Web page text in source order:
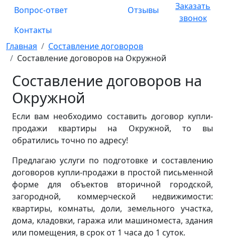
Вопрос-ответ
Отзывы
Контакты
Заказать
звонок
Главная
Составление договоров
Составление договоров на Окружной
Составление договоров на
Окружной
Если вам необходимо составить договор купли-
продажи квартиры на Окружной, то вы
обратились точно по адресу!
Предлагаю услуги по подготовке и составлению
договоров купли-продажи в простой письменной
форме для объектов вторичной городской,
загородной, коммерческой недвижимости:
квартиры, комнаты, доли, земельного участка,
дома, кладовки, гаража или машиноместа, здания
или помещения, в срок от 1 часа до 1 суток.